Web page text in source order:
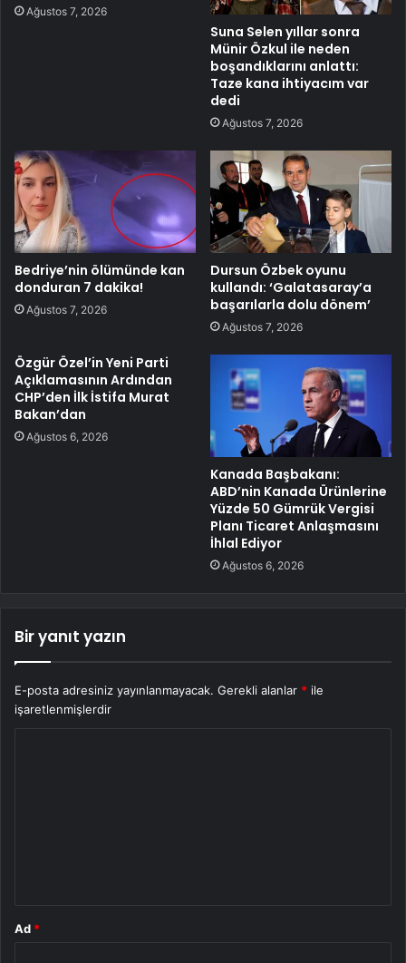
Ağustos 7, 2026
Suna Selen yıllar sonra
Münir Özkul ile neden
boşandıklarını anlattı:
Taze kana ihtiyacım var
dedi
Ağustos 7, 2026
Bedriye’nin ölümünde kan
donduran 7 dakika!
Ağustos 7, 2026
Dursun Özbek oyunu
kullandı: ‘Galatasaray’a
başarılarla dolu dönem’
Ağustos 7, 2026
Özgür Özel’in Yeni Parti
Açıklamasının Ardından
CHP’den İlk İstifa Murat
Bakan’dan
Ağustos 6, 2026
Kanada Başbakanı:
ABD’nin Kanada Ürünlerine
Yüzde 50 Gümrük Vergisi
Planı Ticaret Anlaşmasını
İhlal Ediyor
Ağustos 6, 2026
Bir yanıt yazın
E-posta adresiniz yayınlanmayacak. Gerekli alanlar * ile
işaretlenmişlerdir
Ad *